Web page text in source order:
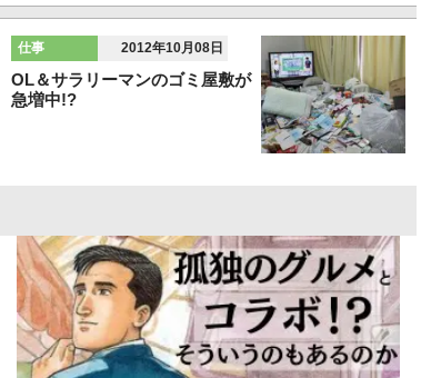
仕事 2012年10月08日
OL＆サラリーマンのゴミ屋敷が
急増中!?